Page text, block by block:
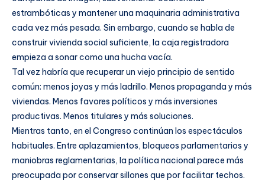
estrambóticas y mantener una maquinaria administrativa
cada vez más pesada. Sin embargo, cuando se habla de
construir vivienda social suficiente, la caja registradora
empieza a sonar como una hucha vacía.
Tal vez habría que recuperar un viejo principio de sentido
común: menos joyas y más ladrillo. Menos propaganda y más
viviendas. Menos favores políticos y más inversiones
productivas. Menos titulares y más soluciones.
Mientras tanto, en el Congreso continúan los espectáculos
habituales. Entre aplazamientos, bloqueos parlamentarios y
maniobras reglamentarias, la política nacional parece más
preocupada por conservar sillones que por facilitar techos.